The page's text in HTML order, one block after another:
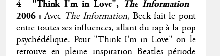
4 - "Think I'm in Love", The Information-
2006 :Avec The Information, Beck fait le pont
entre toutes ses influences, allant du rap à la pop
psychédélique. Pour "Think I'm in Love" on le
retrouve en pleine inspiration Beatles période